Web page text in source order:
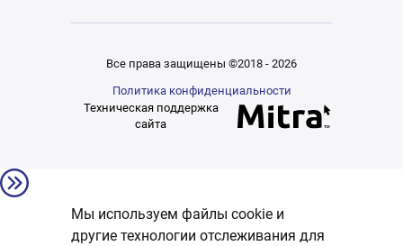
Все права защищены ©2018 - 2026
Политика конфиденциальности
Техническая поддержка
сайта
Мы используем файлы cookie и
другие технологии отслеживания для